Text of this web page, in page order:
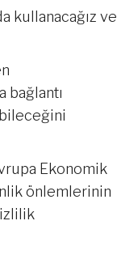
kullanacağız ve
Ekonomik
önlemlerinin